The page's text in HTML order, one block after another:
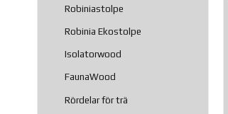
Robiniastolpe
Robinia Ekostolpe
Isolatorwood
FaunaWood
Rördelar för trä